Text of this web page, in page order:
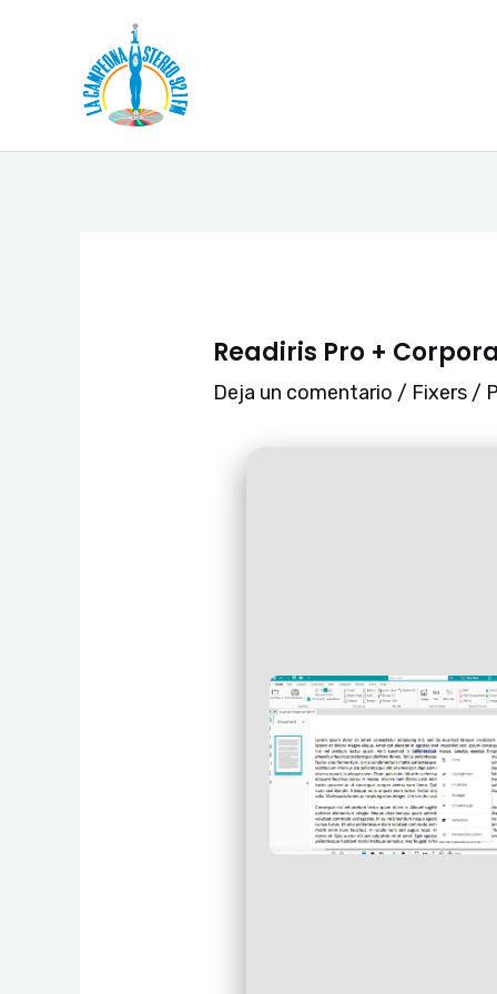
contenido
Readiris Pro +
Deja un comentario / Fixers /
de
entradas